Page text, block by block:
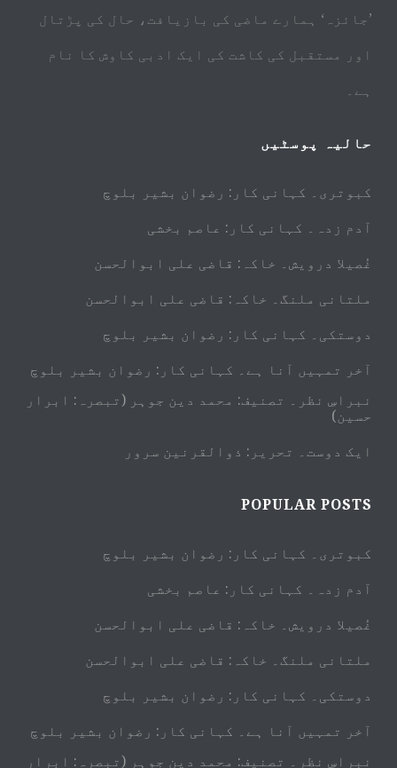
’جائزہ‘ ہمارے ماضی کی بازیافت، حال کی پڑتال
اور مستقبل کی کاشت کی ایک ادبی کاوش کا نام
ہے۔
حالیہ پوسٹیں
کبوتری۔ کہانی کار: رضوان بشیر بلوچ
آدم زدہ۔ کہانی کار: عاصم بخشی
غُصیلا درویش۔ خاکہ: قاضی علی ابوالحسن
ملتانی ملنگ۔ خاکہ: قاضی علی ابوالحسن
دوستکی۔ کہانی کار: رضوان بشیر بلوچ
آخر تمہیں آنا ہے۔ کہانی کار: رضوان بشیر بلوچ
نبراسِ نظر۔ تصنیف: محمد دین جوہر (تبصرہ: ابرار
حسین)
ایک دوست۔ تحریر: ذوالقرنین سرور
POPULAR POSTS
کبوتری۔ کہانی کار: رضوان بشیر بلوچ
آدم زدہ۔ کہانی کار: عاصم بخشی
غُصیلا درویش۔ خاکہ: قاضی علی ابوالحسن
ملتانی ملنگ۔ خاکہ: قاضی علی ابوالحسن
دوستکی۔ کہانی کار: رضوان بشیر بلوچ
آخر تمہیں آنا ہے۔ کہانی کار: رضوان بشیر بلوچ
نبراسِ نظر۔ تصنیف: محمد دین جوہر (تبصرہ: ابرار